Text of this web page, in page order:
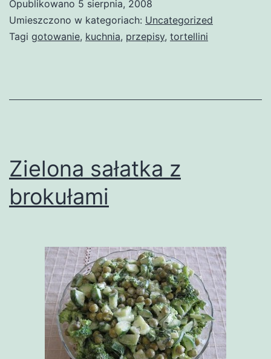
Opublikowano 5 sierpnia, 2008
Umieszczono w kategoriach: Uncategorized
Tagi gotowanie, kuchnia, przepisy, tortellini
Zielona sałatka z
brokułami